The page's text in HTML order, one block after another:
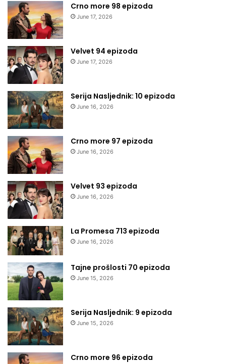
Crno more 98 epizoda
June 17, 2026
Velvet 94 epizoda
June 17, 2026
Serija Nasljednik: 10 epizoda
June 16, 2026
Crno more 97 epizoda
June 16, 2026
Velvet 93 epizoda
June 16, 2026
La Promesa 713 epizoda
June 16, 2026
Tajne prošlosti 70 epizoda
June 15, 2026
Serija Nasljednik: 9 epizoda
June 15, 2026
Crno more 96 epizoda